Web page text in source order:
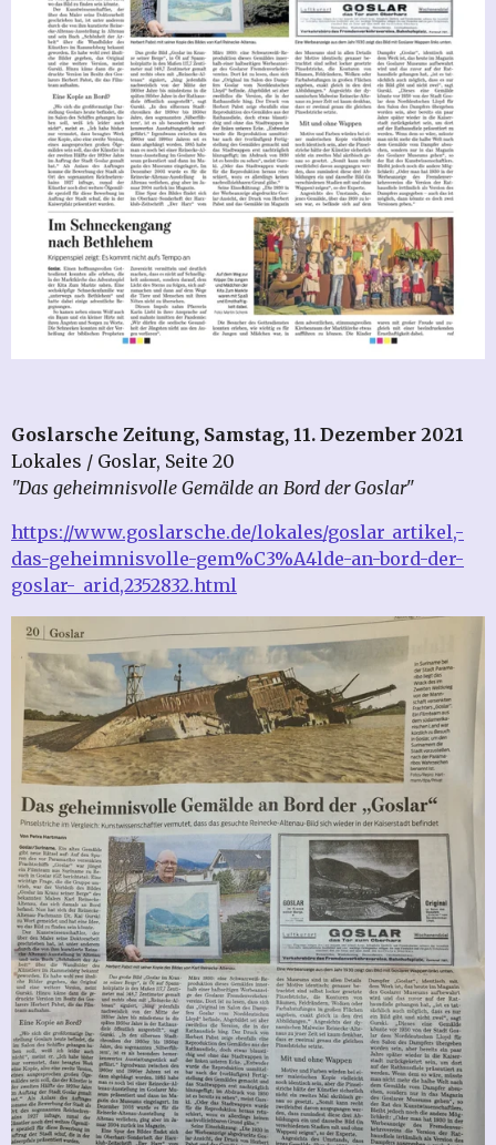
Goslarsche Zeitung, Samstag, 11. Dezember 2021
Lokales / Goslar, Seite 20
"Das geheimnisvolle Gemälde an Bord der Goslar"
https://www.goslarsche.de/lokales/goslar_artikel,-
das-geheimnisvolle-gem%C3%A4lde-an-bord-der-
goslar-_arid,2352832.html